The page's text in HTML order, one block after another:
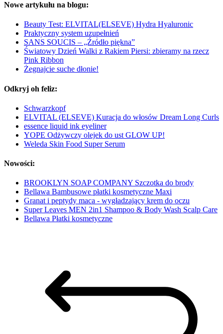
Nowe artykułu na blogu:
Beauty Test: ELVITAL(ELSEVE) Hydra Hyaluronic
Praktyczny system uzupełnień
SANS SOUCIS – „Źródło piękna”
Światowy Dzień Walki z Rakiem Piersi: zbieramy na rzecz
Pink Ribbon
Żegnajcie suche dłonie!
Odkryj oh feliz:
Schwarzkopf
ELVITAL (ELSEVE) Kuracja do włosów Dream Long Curls
essence liquid ink eyeliner
YOPE Odżywczy olejek do ust GLOW UP!
Weleda Skin Food Super Serum
Nowości:
BROOKLYN SOAP COMPANY Szczotka do brody
Bellawa Bambusowe płatki kosmetyczne Maxi
Granat i peptydy maca - wygładzający krem do oczu
Super Leaves MEN 2in1 Shampoo & Body Wash Scalp Care
Bellawa Płatki kosmetyczne